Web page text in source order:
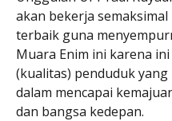
akan bekerja
terbaik guna
Muara Enim ini karena
(kualitas) penduduk
dalam mencapai
dan bangsa kedepan.